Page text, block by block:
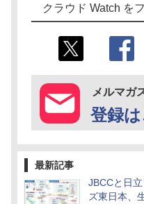
クラウド Watch を
メルマガ
登録
最新記事
JBCCと日
ズ東日本、